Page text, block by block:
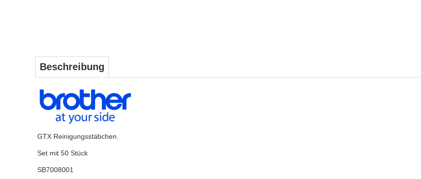
Beschreibung
GTX Reinigungsstäbchen.
Set mit 50 Stück
SB7008001